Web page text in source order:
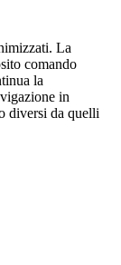
La
comando
la
in
diversi da quelli